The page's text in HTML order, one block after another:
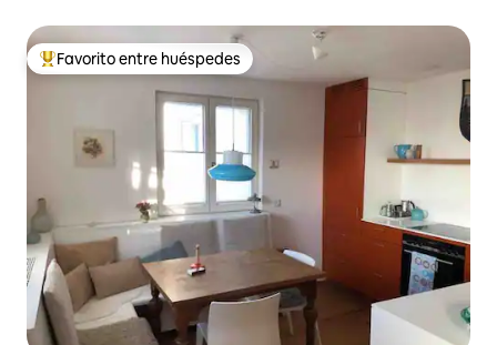
Favorito entre huéspedes preferido
Favorito entre huéspedes